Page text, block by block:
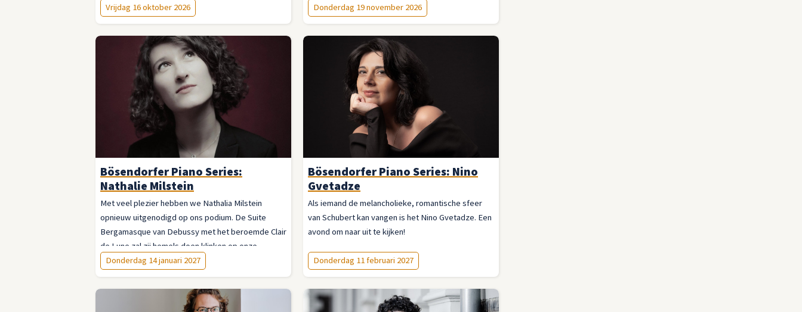
Vrijdag 16 oktober 2026
Donderdag 19 november 2026
Bösendorfer Piano Series:
Nathalie Milstein
Met veel plezier hebben we Nathalia Milstein
opnieuw uitgenodigd op ons podium. De Suite
Bergamasque van Debussy met het beroemde Clair
de Lune zal zij hemels doen klinken op onze
Bösendorfer!
Donderdag 14 januari 2027
Bösendorfer Piano Series: Nino
Gvetadze
Als iemand de melancholieke, romantische sfeer
van Schubert kan vangen is het Nino Gvetadze. Een
avond om naar uit te kijken!
Donderdag 11 februari 2027